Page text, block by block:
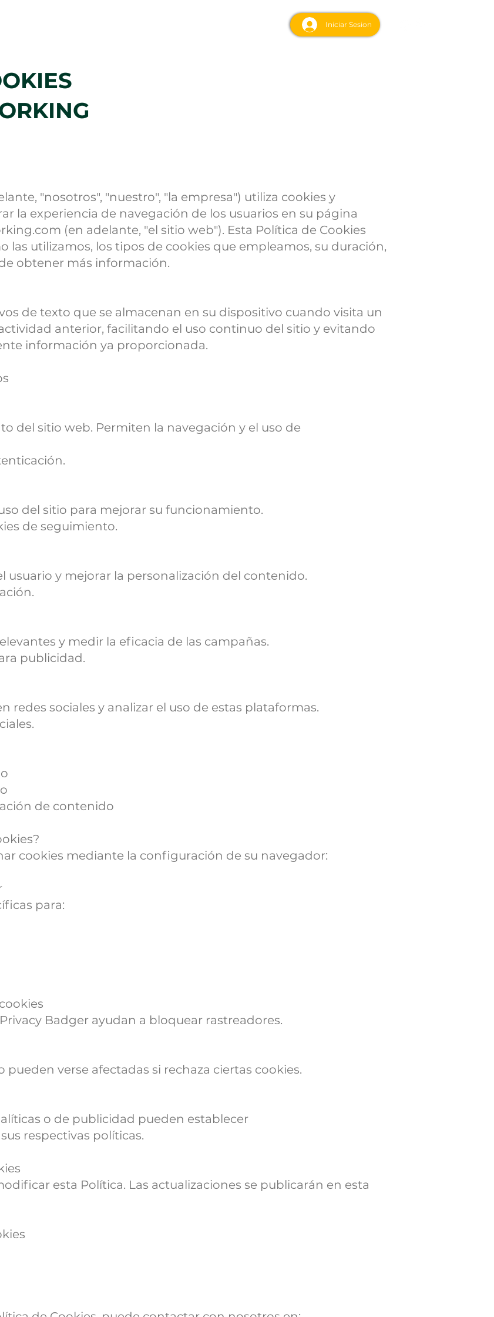
Iniciar Sesion
"nosotros", "nuestro", "la empresa") utiliza cookies y
la experiencia de navegación de los usuarios en su página
(en adelante, "el sitio web"). Esta Política de Cookies
las utilizamos, los tipos de cookies que empleamos, su duración,
obtener más información.
de texto que se almacenan en su dispositivo cuando visita un
anterior, facilitando el uso continuo del sitio y evitando
información ya proporcionada.
del sitio web. Permiten la navegación y el uso de
del sitio para mejorar su funcionamiento.
de seguimiento.
usuario y mejorar la personalización del contenido.
y medir la eficacia de las campañas.
publicidad.
sociales y analizar el uso de estas plataformas.
de contenido
cookies mediante la configuración de su navegador:
para:
Badger ayudan a bloquear rastreadores.
verse afectadas si rechaza ciertas cookies.
o de publicidad pueden establecer
respectivas políticas.
esta Política. Las actualizaciones se publicarán en esta